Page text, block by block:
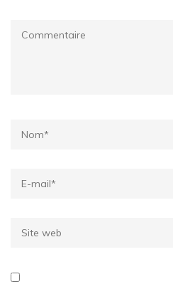
Commentaire
Name*
Email*
Site